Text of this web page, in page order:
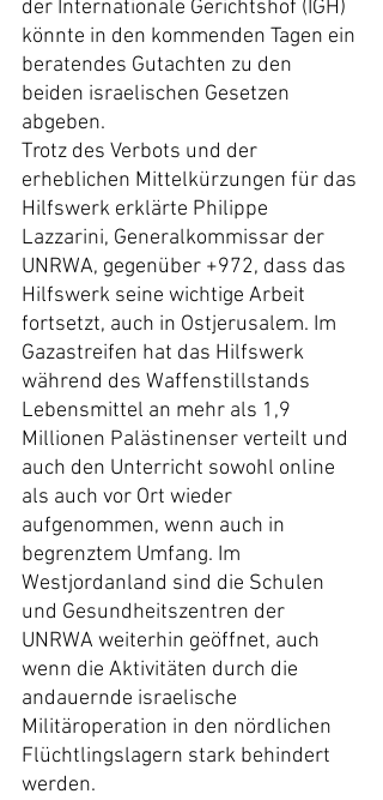
der Internationale Gerichtshof (IGH)
könnte in den kommenden Tagen ein
beratendes Gutachten zu den
beiden israelischen Gesetzen
abgeben.
Trotz des Verbots und der
erheblichen Mittelkürzungen für das
Hilfswerk erklärte Philippe
Lazzarini, Generalkommissar der
UNRWA, gegenüber +972, dass das
Hilfswerk seine wichtige Arbeit
fortsetzt, auch in Ostjerusalem. Im
Gazastreifen hat das Hilfswerk
während des Waffenstillstands
Lebensmittel an mehr als 1,9
Millionen Palästinenser verteilt und
auch den Unterricht sowohl online
als auch vor Ort wieder
aufgenommen, wenn auch in
begrenztem Umfang. Im
Westjordanland sind die Schulen
und Gesundheitszentren der
UNRWA weiterhin geöffnet, auch
wenn die Aktivitäten durch die
andauernde israelische
Militäroperation in den nördlichen
Flüchtlingslagern stark behindert
werden.